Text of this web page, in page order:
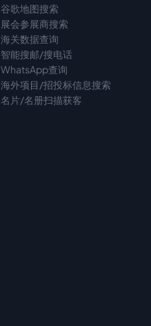
谷歌地图搜索
展会参展商搜索
海关数据查询
智能搜邮/搜电话
WhatsApp查询
海外项目/招投标信息搜索
名片/名册扫描获客